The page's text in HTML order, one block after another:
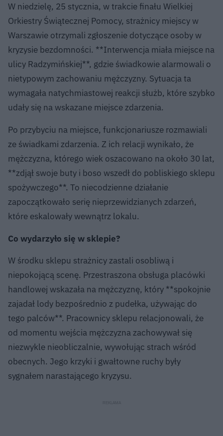
W niedzielę, 25 stycznia, w trakcie finału Wielkiej
Orkiestry Świątecznej Pomocy, strażnicy miejscy w
Warszawie otrzymali zgłoszenie dotyczące osoby w
kryzysie bezdomności. **Interwencja miała miejsce na
ulicy Radzymińskiej**, gdzie świadkowie alarmowali o
nietypowym zachowaniu mężczyzny. Sytuacja ta
wymagała natychmiastowej reakcji służb, które szybko
udały się na wskazane miejsce zdarzenia.
Po przybyciu na miejsce, funkcjonariusze rozmawiali
ze świadkami zdarzenia. Z ich relacji wynikało, że
mężczyzna, którego wiek oszacowano na około 30 lat,
**zdjął swoje buty i boso wszedł do pobliskiego sklepu
spożywczego**. To niecodzienne działanie
zapoczątkowało serię nieprzewidzianych zdarzeń,
które eskalowały wewnątrz lokalu.
Co wydarzyło się w sklepie?
W środku sklepu strażnicy zastali osobliwą i
niepokojącą scenę. Przestraszona obsługa placówki
handlowej wskazała na mężczyznę, który **spokojnie
zajadał lody bezpośrednio z pudełka, używając do
tego palców**. Pracownicy sklepu relacjonowali, że
od momentu wejścia mężczyzna zachowywał się
niezwykle nieobliczalnie, wywołując strach wśród
obecnych. Jego krzyki i gwałtowne ruchy były
sygnałem narastającego kryzysu.